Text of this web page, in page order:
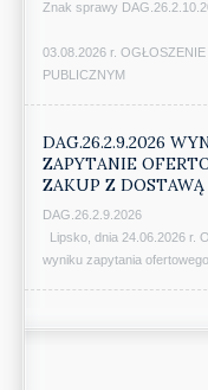
Znak sprawy
Lipsko,
03.08.2026 r.
PUBLICZNYM
DAG.26.2.9.2026
ZAPYTANIE
ZAKUP Z DOSTAWĄ
Lipsko, dnia 24.06.2026 r.
wyniku zapytania